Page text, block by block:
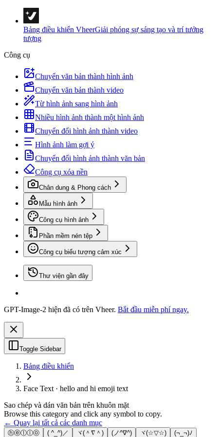
Bảng điều khiển VheerGiải phóng sự sáng tạo và trí tưởng
tượng
Công cụ
Chuyển văn bản thành hình ảnh
Chuyển văn bản thành video
Từ hình ảnh sang hình ảnh
Nhiều hình ảnh thành một hình ảnh
Chuyển đổi hình ảnh thành video
Hình ảnh làm gợi ý
Chuyển đổi hình ảnh thành văn bản
Công cụ xóa nền
Chân dung & Phong cách
Mẫu hình ảnh
Công cụ hình ảnh
Phần mềm nén tệp
Công cụ biểu tượng cảm xúc
Thư viện gần đây
GPT-Image-2 hiện đã có trên Vheer. Bắt đầu miễn phí ngay.
Toggle Sidebar
Bảng điều khiển
Face Text · hello and hi emoji text
Sao chép và dán văn bản trên khuôn mặt
Browse this category and click any symbol to copy.
← Quay lại tất cả các danh mục
ⓗⓔⓛⓛⓞ ( ^_^)／ ヾ(＾∇＾) (ノ^∇^) ヾ(☆▽☆) (¬_¬)ﾉ